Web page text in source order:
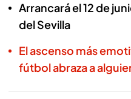
Arrancará el 12 de
del Sevilla
El ascenso más
fútbol abraza a